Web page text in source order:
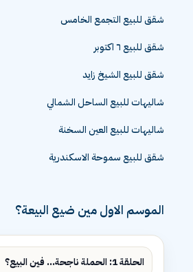
شقق للبيع التجمع الخامس
شقق للبيع ٦ اكتوبر
شقق للبيع الشيخ زايد
شاليهات للبيع الساحل الشمالي
شاليهات للبيع العين السخنة
شقق للبيع سموحة الاسكندرية
الموسم الاول مين ضيع البيعة؟
الحلقة 1: الحملة ناجحة... فين البيع؟